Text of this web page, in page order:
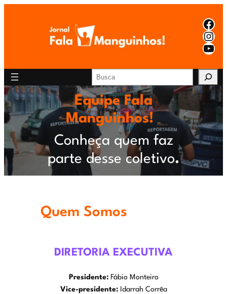
conteúdo
Pesquisar
Equipe Fala
Manguinhos!
Conheça quem faz
parte desse coletivo.
Quem Somos
DIRETORIA EXECUTIVA
Presidente:Fábio Monteiro
Vice-presidente:Idarrah Corrêa